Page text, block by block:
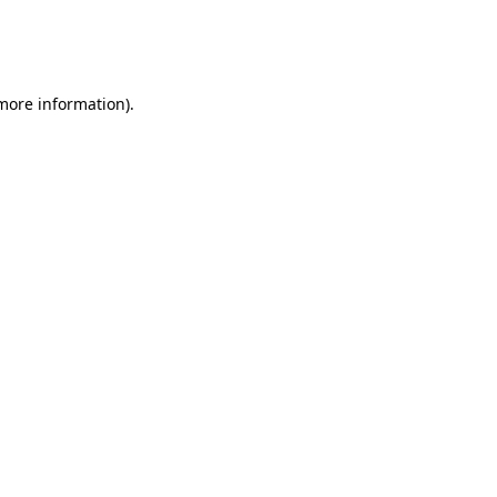
information).